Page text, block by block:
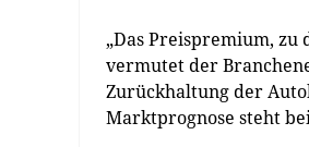
„Das Preispremium,
vermutet der
Zurückhaltung der
Marktprognose steht